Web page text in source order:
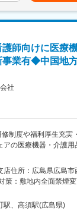
成長市場での事業展
、専門性の高い医療
います。
顧客からの紹介で新
中心で安定した営業
る業務
間は平均して30～40
は月1、2回のペース
での対応が必要な場
勤はスキルを備えら
ますので、新人の内
ーションエンジニア
ため、最初は専門的
です。スキルを備え
ますが一次対応はコー
場合のみ、出勤します
OJT形式で半年～1年
方も多く入社してい
含めた表記です。
師向けに医療
事業有◆中国地
社
制度や福利厚生充実
アの医療機器・介護用
にて高いシェアと知名
にストーマ(人工肛門
を誇ります。
で必要な医療材料、
店住所：広島県広島市
策：敷地内全面禁煙
駅、高須駅(広島県)